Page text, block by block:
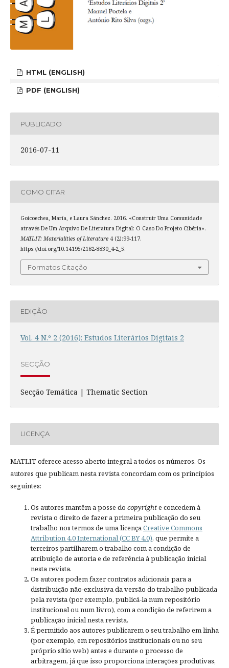
HTML (ENGLISH)
PDF (ENGLISH)
PUBLICADO
2016-07-11
COMO CITAR
Goicoechea, María, e Laura Sánchez. 2016. «Construir Uma Comunidade
através De Um Arquivo De Literatura Digital: O Caso Do Projeto Cibéria».
MATLIT: Materialities of Literature4 (2):99-117.
https://doi.org/10.14195/2182-8830_4-2_5.
Formatos Citação
EDIÇÃO
Vol. 4 N.º 2 (2016): Estudos Literários Digitais 2
SECÇÃO
Secção Temática | Thematic Section
LICENÇA
MATLIT oferece acesso aberto integral a todos os números. Os
autores que publicam nesta revista concordam com os princípios
seguintes:
Os autores mantêm a posse do copyrighte concedem à
revista o direito de fazer a primeira publicação do seu
trabalho nos termos de uma licençaCreative Commons
Attribution 4.0 International (CC BY 4.0), que permite a
terceiros partilharem o trabalho com a condição de
atribuição de autoria e de referência à publicação inicial
nesta revista.
Os autores podem fazer contratos adicionais para a
distribuição não-exclusiva da versão do trabalho publicada
pela revista (por exemplo, publicá-la num repositório
institucional ou num livro), com a condição de referirem a
publicação inicial nesta revista.
É permitido aos autores publicarem o seu trabalho em linha
(por exemplo, em repositórios institucionais ou no seu
próprio sítio web) antes e durante o processo de
arbitragem, já que isso proporciona interações produtivas,